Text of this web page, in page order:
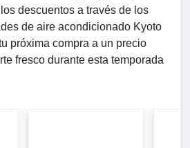
descuentos a través de los
de aire acondicionado Kyoto
próxima compra a un precio
fresco durante esta temporada